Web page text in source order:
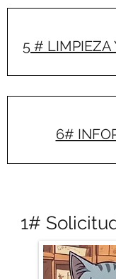
5 # LIMPIEZA
6#
1#